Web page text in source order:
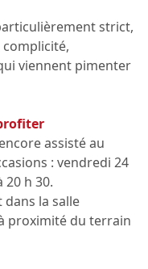
strict,
complicité,
viennent pimenter
assisté au
: vendredi 24
20 h 30.
la salle
proximité du terrain